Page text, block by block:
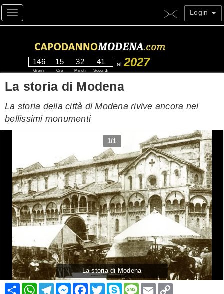
Toggle navigation Login
146
Giorni
15
Ore
32
Minuti
40
Secondi
al 2027
La storia di Modena
La storia della città di Modena rivive ancora nei
bellissimi monumenti
1/1
La storia di Modena
Condividi
WhatsApp
Telegram
Messenger
Facebook
TwitterSkypeMessage
Email